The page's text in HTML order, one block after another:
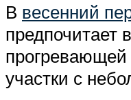
В весенний
предпочитает
прогревающей
участки с